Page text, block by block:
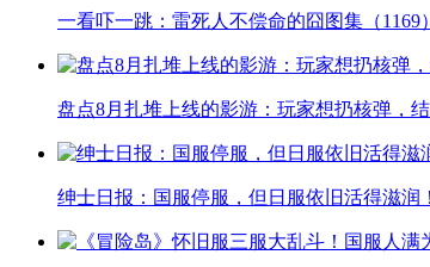
一看吓一跳：雷死人不偿命的囧图集（1169）
盘点8月扎堆上线的影游：玩家想扔核弹，
绅士日报：国服停服，但日服依旧活得滋润